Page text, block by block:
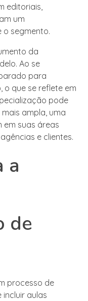
editoriais,
um
segmento.
da
Ao se
para
que se reflete em
pode
ampla, uma
em suas áreas
e clientes.
a
de
processo de
aulas